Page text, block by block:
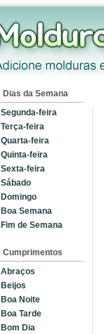
Dias da Semana
Segunda-feira
Terça-feira
Quarta-feira
Quinta-feira
Sexta-feira
Sábado
Domingo
Boa Semana
Fim de Semana
Cumprimentos
Abraços
Beijos
Boa Noite
Boa Tarde
Bom Dia